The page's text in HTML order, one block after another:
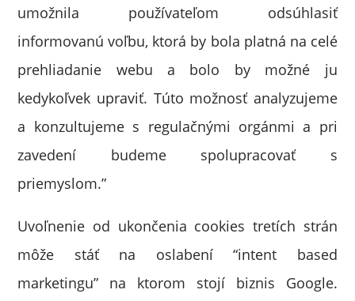
umožnila používateľom odsúhlasiť
informovanú voľbu, ktorá by bola platná na celé
prehliadanie webu a bolo by možné ju
kedykoľvek upraviť. Túto možnosť analyzujeme
a konzultujeme s regulačnými orgánmi a pri
zavedení budeme spolupracovať s
priemyslom.”
Uvoľnenie od ukončenia cookies tretích strán
môže stáť na oslabení “intent based
marketingu” na ktorom stojí biznis Google.